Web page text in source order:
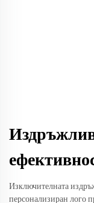
Изключителната
персонализиран лого